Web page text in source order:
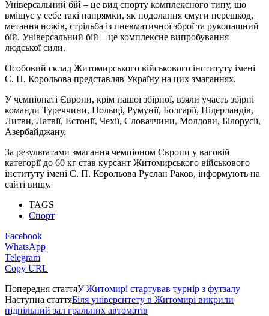
Універсальний бій – це вид спорту комплексного типу, що
вміщує у себе такі напрямки, як подолання смуги перешкод,
метання ножів, стрільба із пневматичної зброї та рукопашний
бій. Універсальний бій – це комплексне випробування
людської сили.
Особовий склад Житомирського військового інституту імені
С. П. Корольова представляв Україну на цих змаганнях.
У чемпіонаті Європи, крім нашої збірної, взяли участь збірні
команди Туреччини, Польщі, Румунії, Болгарії, Нідерландів,
Литви, Латвії, Естонії, Чехії, Словаччини, Молдови, Білорусії,
Азербайджану.
За результатами змагання чемпіоном Європи у ваговій
категорії до 60 кг став курсант Житомирського військового
інституту імені С. П. Корольова Руслан Раков, інформують на
сайті вишу.
TAGS
Спорт
Facebook
WhatsApp
Telegram
Copy URL
Попередня статтяУ Житомирі стартував турнір з футзалу
Наступна статтяБіля університету в Житомирі викрили
підпільний зал гральних автоматів